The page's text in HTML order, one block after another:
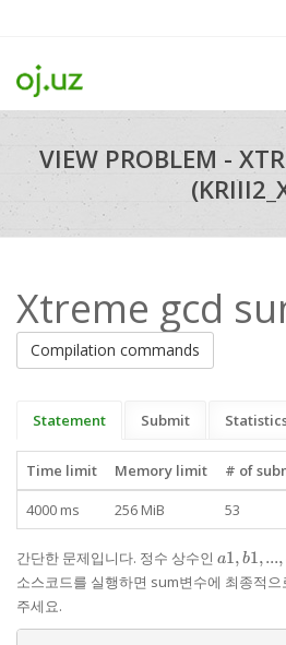
VIEW PROBLEM -
Xtreme gcd
Compilation commands
Statement Submit
Time limit Memory limit # of
4000 ms
256 MiB 53
간단한 문제입니다. 정수 상수인 a1,
b1,
...,
bn
a1, b1,...,
소스코드를 실행하면 sum변수에 최종적
주세요.